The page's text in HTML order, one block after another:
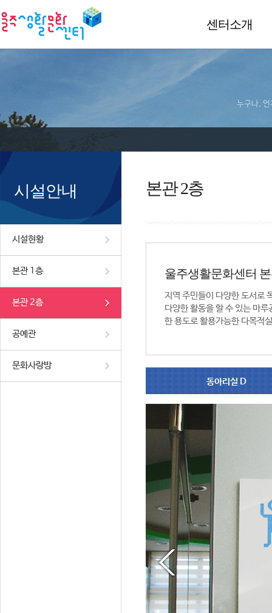
센터소개
누구나, 언
시설안내
시설현황
본관 1층
본관 2층
공예관
문화사랑방
본관 2층
울주생활문화센터
지역 주민들이 다양한 도서로
다양한 활동을 할 수 있는 마
한 용도로 활용가능한 다목적
동아리실 D